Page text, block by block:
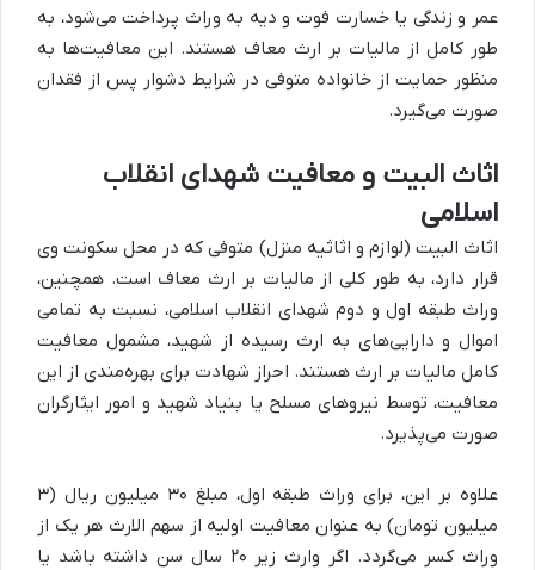
عمر و زندگی یا خسارت فوت و دیه به وراث پرداخت می‌شود، به
طور کامل از مالیات بر ارث معاف هستند. این معافیت‌ها به
منظور حمایت از خانواده متوفی در شرایط دشوار پس از فقدان
صورت می‌گیرد.
اثاث البیت و معافیت شهدای انقلاب
اسلامی
اثاث البیت (لوازم و اثاثیه منزل) متوفی که در محل سکونت وی
قرار دارد، به طور کلی از مالیات بر ارث معاف است. همچنین،
وراث طبقه اول و دوم شهدای انقلاب اسلامی، نسبت به تمامی
اموال و دارایی‌های به ارث رسیده از شهید، مشمول معافیت
کامل مالیات بر ارث هستند. احراز شهادت برای بهره‌مندی از این
معافیت، توسط نیروهای مسلح یا بنیاد شهید و امور ایثارگران
صورت می‌پذیرد.
علاوه بر این، برای وراث طبقه اول، مبلغ ۳۰ میلیون ریال (۳
میلیون تومان) به عنوان معافیت اولیه از سهم الارث هر یک از
وراث کسر می‌گردد. اگر وارث زیر ۲۰ سال سن داشته باشد یا